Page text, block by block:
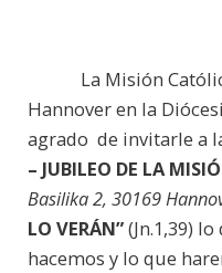
La Misión Católica
Hannover en la
agrado de invitarle a
– JUBILEO DE LA
Basilika 2, 30169
LO VERÁN”(Jn.1,39)
hacemos y lo que